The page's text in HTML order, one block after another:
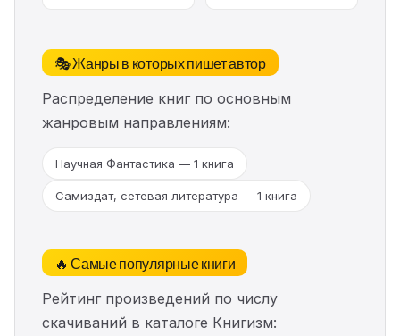
🎭 Жанры в которых пишет автор
Распределение книг по основным
жанровым направлениям:
Научная Фантастика — 1 книга
Самиздат, сетевая литература — 1 книга
🔥 Самые популярные книги
Рейтинг произведений по числу
скачиваний в каталоге Книгизм: